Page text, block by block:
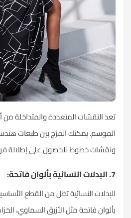
تعد النقشات المتعددة والمتداخلة من
الموسم. يمكنك المزج بين طبعات
ونقشات خطوط للحصول على إطلالة
7. البدلات النسائية بألوان فاتحة:
البدلات النسائية تظل من القطع
بألوان فاتحة مثل الأزرق السماوي،